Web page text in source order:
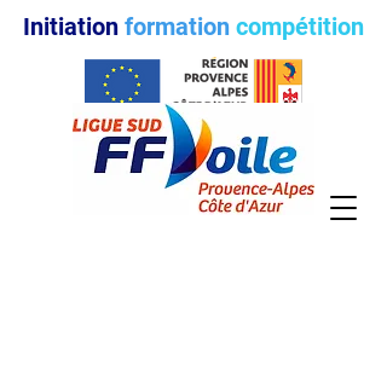
Initiation formation compétition